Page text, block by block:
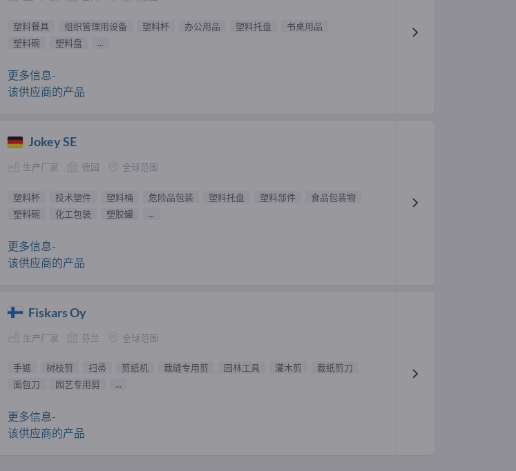
塑料餐具 组织管理用设备 塑料杯 办公用品 塑料托盘
书桌用品
塑料碗
塑料盘 ...
更多信息-
该供应商的产品
Jokey SE
生产厂家 德国 全球范围
塑料杯 技术塑件 塑料桶 危险品包装 塑料托盘 塑料部件
食品包装物
塑料碗
化工包装 塑胶罐 ...
更多信息-
该供应商的产品
Fiskars Oy
生产厂家 芬兰 全球范围
手锯 树枝剪 扫帚 剪纸机 裁缝专用剪 园林工具 灌木剪
裁纸剪刀
面包刀
园艺专用剪 ...
更多信息-
该供应商的产品